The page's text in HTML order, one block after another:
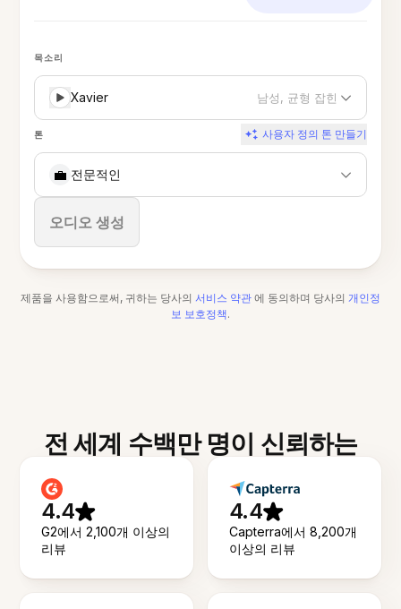
목소리
Xavier 남성, 균형 잡힌
톤 사용자 정의 톤 만들기
💼 전문적인
오디오 생성
중지
제품을 사용함으로써, 귀하는 당사의 서비스 약관 에 동의하며 당사의 개인정
보 보호정책.
전 세계 수백만 명이 신뢰하는
4.4
G2에서 2,100개 이상의
리뷰
4.4
Capterra에서 8,200개
이상의 리뷰